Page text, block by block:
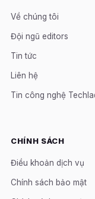
Về chúng tôi
Đội ngũ editors
Tin tức
Liên hệ
Tin công nghệ
CHÍNH SÁCH
Điều khoản dịch vụ
Chính sách bảo mật